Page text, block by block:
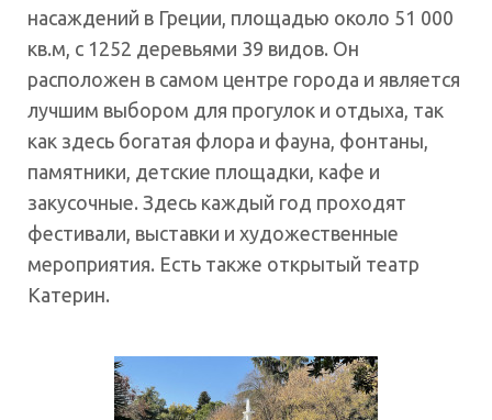
насаждений в Греции, площадью около 51 000
кв.м, с 1252 деревьями 39 видов. Он
расположен в самом центре города и является
лучшим выбором для прогулок и отдыха, так
как здесь богатая флора и фауна, фонтаны,
памятники, детские площадки, кафе и
закусочные. Здесь каждый год проходят
фестивали, выставки и художественные
мероприятия. Есть также открытый театр
Катерин.